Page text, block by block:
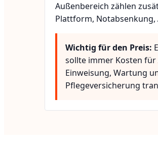
Außenbereich zählen
Plattform, Notabsenkung,
Wichtig für den Preis:
sollte immer Kosten für
Einweisung, Wartung
Pflegeversicherung